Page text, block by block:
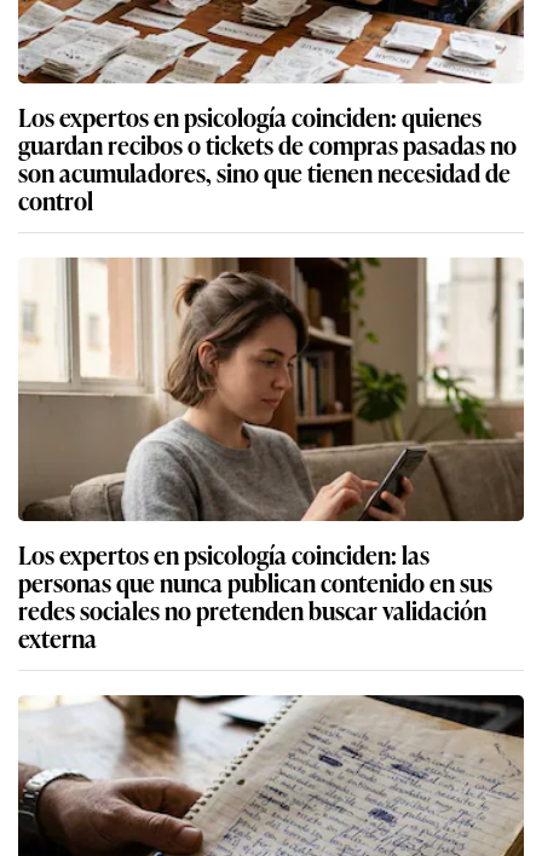
Los expertos en psicología coinciden: quienes
guardan recibos o tickets de compras pasadas no
son acumuladores, sino que tienen necesidad de
control
Los expertos en psicología coinciden: las
personas que nunca publican contenido en sus
redes sociales no pretenden buscar validación
externa